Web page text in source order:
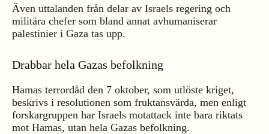
Även uttalanden från delar av Israels regering och
militära chefer som bland annat avhumaniserar
palestinier i Gaza tas upp.
Drabbar hela Gazas befolkning
Hamas terrordåd den 7 oktober, som utlöste kriget,
beskrivs i resolutionen som fruktansvärda, men enligt
forskargruppen har Israels motattack inte bara riktats
mot Hamas, utan hela Gazas befolkning.